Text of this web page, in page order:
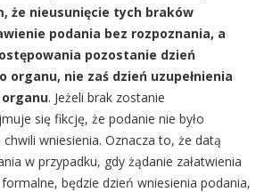
że nieusunięcie tych braków
podania bez rozpoznania, a
pozostanie dzień
organu, nie zaś dzień uzupełnienia
. Jeżeli brak zostanie
się fikcję, że podanie nie było
wniesienia. Oznacza to, że datą
w przypadku, gdy żądanie załatwienia
będzie dzień wniesienia podania,